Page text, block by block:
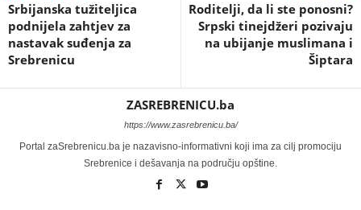
Srbijanska tužiteljica
podnijela zahtjev za
nastavak suđenja za
Srebrenicu
Roditelji, da li ste ponosni?
Srpski tinejdžeri pozivaju
na ubijanje muslimana i
Šiptara
ZASREBRENICU.ba
https://www.zasrebrenicu.ba/
Portal zaSrebrenicu.ba je nazavisno-informativni koji ima za cilj promociju
Srebrenice i dešavanja na području opštine.